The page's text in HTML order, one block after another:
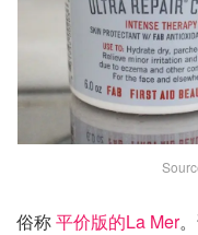
俗称平价版的La Mer